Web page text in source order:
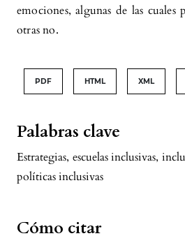
Palabras clave
Estrategias, escuelas inclusivas,
políticas inclusivas
Cómo citar
emociones, algunas de las cuales
otras no.
PDF HTML XML